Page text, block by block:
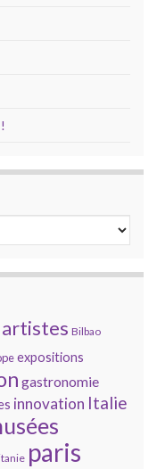
artistes Bilbao
expositions
gastronomie
innovation Italie
paris